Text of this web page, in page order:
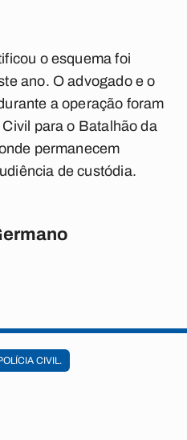
o esquema foi
ano. O advogado e o
a operação foram
para o Batalhão da
permanecem
de custódia.
CIVIL.